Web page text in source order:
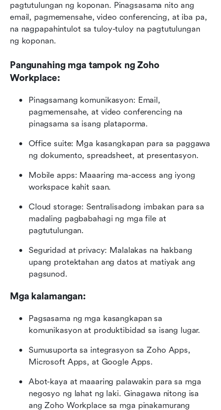
pagtutulungan ng koponan. Pinagsasama nito ang
email, pagmemensahe, video conferencing, at iba pa,
na nagpapahintulot sa tuloy-tuloy na pagtutulungan
ng koponan.
Pangunahing mga tampok ng Zoho
Workplace:
Pinagsamang komunikasyon: Email,
pagmemensahe, at video conferencing na
pinagsama sa isang plataporma.
Office suite: Mga kasangkapan para sa paggawa
ng dokumento, spreadsheet, at presentasyon.
Mobile apps: Maaaring ma-access ang iyong
workspace kahit saan.
Cloud storage: Sentralisadong imbakan para sa
madaling pagbabahagi ng mga file at
pagtutulungan.
Seguridad at privacy: Malalakas na hakbang
upang protektahan ang datos at matiyak ang
pagsunod.
Mga kalamangan:
Pagsasama ng mga kasangkapan sa
komunikasyon at produktibidad sa isang lugar.
Sumusuporta sa integrasyon sa Zoho Apps,
Microsoft Apps, at Google Apps.
Abot-kaya at maaaring palawakin para sa mga
negosyo ng lahat ng laki. Ginagawa nitong isa
ang Zoho Workplace sa mga pinakamurang